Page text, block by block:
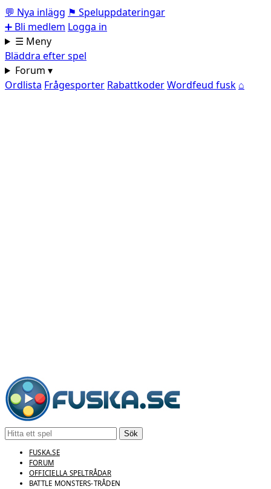
💬 Nya inlägg ⚑ Speluppdateringar
➕ Bli medlem Logga in
☰ Meny
Bläddra efter spel
Forum ▾
Ordlista Frågesporter RabattkoderWordfeud fusk ⌂
Sök
FUSKA.SE
FORUM
OFFICIELLA SPELTRÅDAR
BATTLE MONSTERS-TRÅDEN